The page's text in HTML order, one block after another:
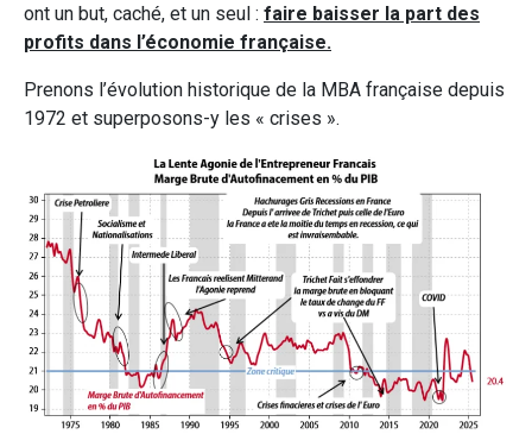
ont un but, caché, et un seul : faire baisser la part des
profits dans l’économie française.
Prenons l’évolution historique de la MBA française depuis
1972 et superposons-y les « crises ».